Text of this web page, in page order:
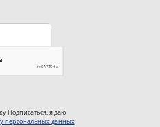
Подписаться, я даю
персональных данных